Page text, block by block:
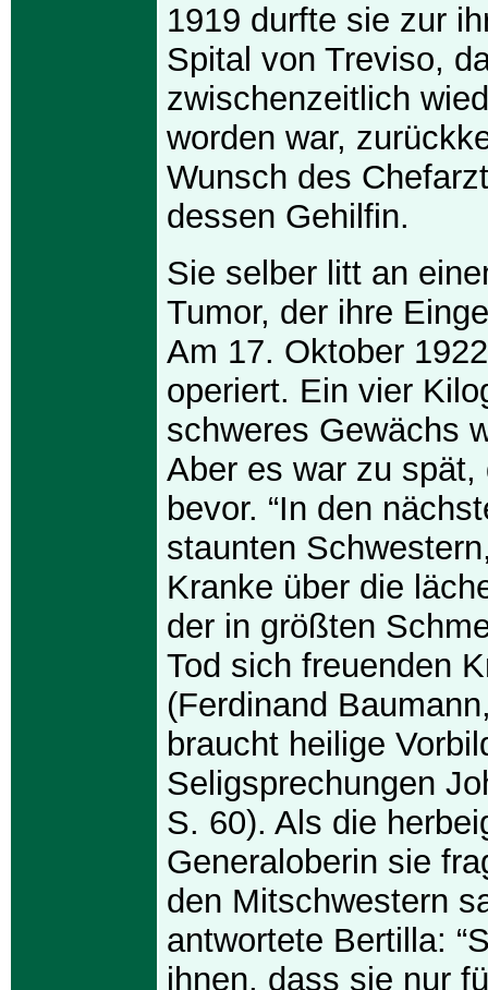
1919 durfte sie zur
Spital von Treviso,
zwischenzeitlich
worden war,
Wunsch des
dessen Gehilfin.
Sie selber litt an
Tumor, der ihre
Am 17. Oktober
operiert. Ein vier
schweres Gewächs
Aber es war zu spät,
bevor. “In den
staunten
Kranke über die
der in größten
Tod sich freuenden
(Ferdinand
braucht heilige
Seligsprechungen
S. 60). Als die
Generaloberin sie
den Mitschwestern
antwortete Bertilla:
ihnen, dass sie nur